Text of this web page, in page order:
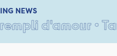
NEWS
d'amour • Tant